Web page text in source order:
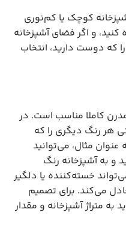
کوچک یا کم‌نوری
و اگر فضای آشپزخانه
که دوست دارید، انتخاب
کاملا مناسب است. در
هر رنگ دیگری را که
عنوان مثال، می‌توانید
و به آشپزخانه رنگ
خسته‌کننده یا دلگیر
می‌کند. برای تصمیم
متراژ آشپزخانه و مقدار